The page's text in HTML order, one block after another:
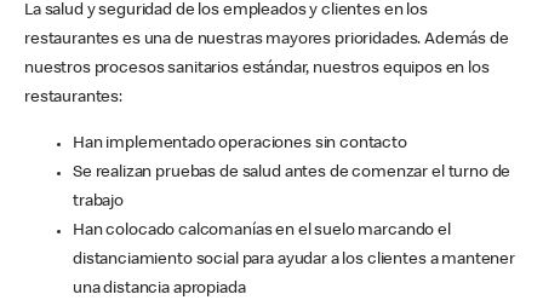
La salud y seguridad de los empleados y clientes en los
restaurantes es una de nuestras mayores prioridades. Además de
nuestros procesos sanitarios estándar, nuestros equipos en los
restaurantes:
Han implementado operaciones sin contacto
Se realizan pruebas de salud antes de comenzar el turno de
trabajo
Han colocado calcomanías en el suelo marcando el
distanciamiento social para ayudar a los clientes a mantener
una distancia apropiada